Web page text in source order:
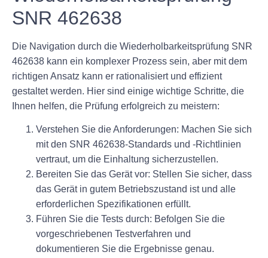
SNR 462638
Die Navigation durch die Wiederholbarkeitsprüfung SNR
462638 kann ein komplexer Prozess sein, aber mit dem
richtigen Ansatz kann er rationalisiert und effizient
gestaltet werden. Hier sind einige wichtige Schritte, die
Ihnen helfen, die Prüfung erfolgreich zu meistern:
Verstehen Sie die Anforderungen: Machen Sie sich
mit den SNR 462638-Standards und -Richtlinien
vertraut, um die Einhaltung sicherzustellen.
Bereiten Sie das Gerät vor: Stellen Sie sicher, dass
das Gerät in gutem Betriebszustand ist und alle
erforderlichen Spezifikationen erfüllt.
Führen Sie die Tests durch: Befolgen Sie die
vorgeschriebenen Testverfahren und
dokumentieren Sie die Ergebnisse genau.